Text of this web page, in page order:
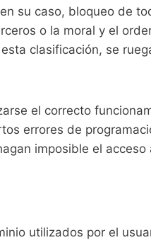
su caso, bloqueo de
o la moral y el
clasificación, se
el correcto
errores de
imposible el acceso
utilizados por el